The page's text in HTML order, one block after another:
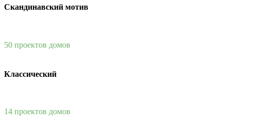
Скандинавский мотив
50 проектов домов
Классический
14 проектов домов